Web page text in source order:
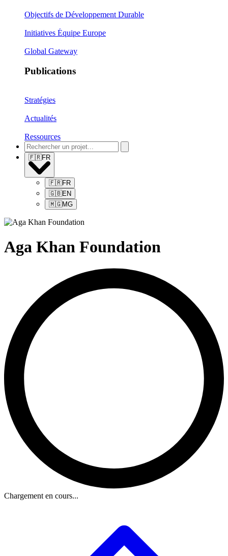
Objectifs de Développement Durable
Initiatives Équipe Europe
Global Gateway
Publications
Stratégies
Actualités
Ressources
🇫🇷FR
🇫🇷FR
🇬🇧EN
🇲🇬MG
Aga Khan Foundation
Chargement en cours...